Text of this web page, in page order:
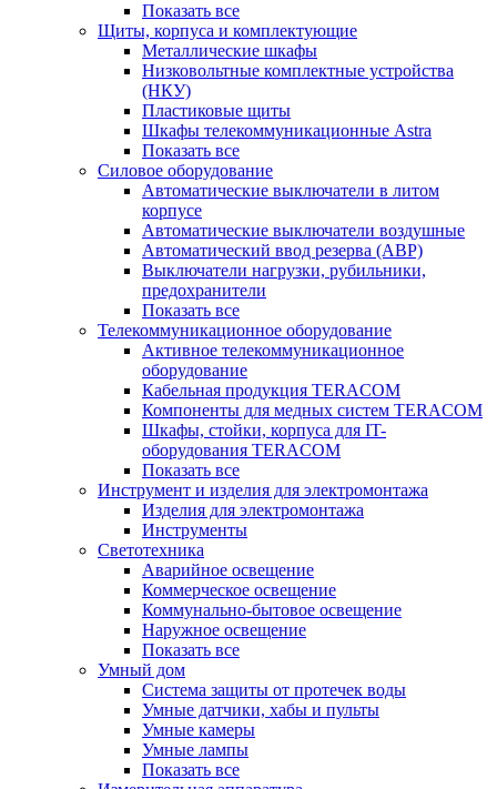
Показать все
Щиты, корпуса и комплектующие
Металлические шкафы
Низковольтные комплектные устройства
(НКУ)
Пластиковые щиты
Шкафы телекоммуникационные Astra
Показать все
Силовое оборудование
Автоматические выключатели в литом
корпусе
Автоматические выключатели воздушные
Автоматический ввод резерва (АВР)
Выключатели нагрузки, рубильники,
предохранители
Показать все
Телекоммуникационное оборудование
Активное телекоммуникационное
оборудование
Кабельная продукция TERACOM
Компоненты для медных систем TERACOM
Шкафы, стойки, корпуса для IT-
оборудования TERACOM
Показать все
Инструмент и изделия для электромонтажа
Изделия для электромонтажа
Инструменты
Светотехника
Аварийное освещение
Коммерческое освещение
Коммунально-бытовое освещение
Наружное освещение
Показать все
Умный дом
Система защиты от протечек воды
Умные датчики, хабы и пульты
Умные камеры
Умные лампы
Показать все